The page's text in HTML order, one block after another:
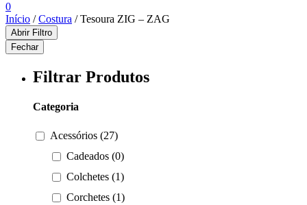
0
Início /Costura / Tesoura ZIG – ZAG
Abrir Filtro
Fechar
Filtrar Produtos
Categoria
Acessórios (27)
Cadeados (0)
Colchetes (1)
Corchetes (1)